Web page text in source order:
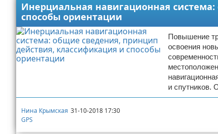
Инерциальная навигационная
способы ориентации
Повышение
освоения
и спутников.
Нина Крымская 31-10-2018 17:30
GPS